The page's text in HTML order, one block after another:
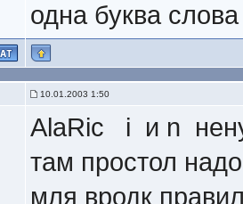
одна буква
10.01.2003 1:50
AlaRic i и n
там простол
мля вродк